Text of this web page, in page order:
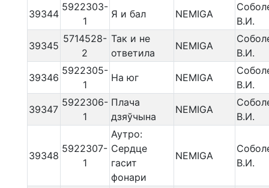
39344
5922303-
1
Я и бал NEMIGA
В.И.
39345
5714528-
2
Так и не
ответила
NEMIGA
В.И.
39346
5922305-
1
На юг NEMIGA
В.И.
39347
5922306-
1
Плача
дзяўчына
NEMIGA
В.И.
39348
5922307-
1
Аутро:
Сердце
гасит
фонари
NEMIGA
В.И.